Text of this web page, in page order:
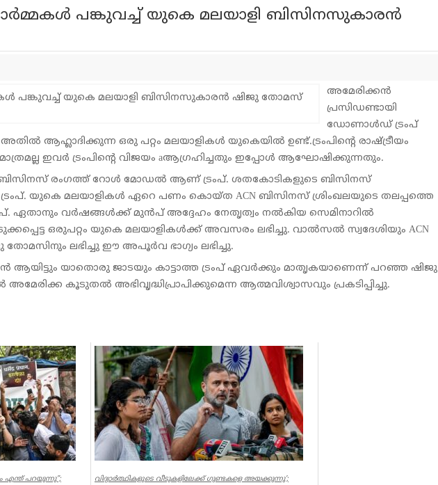
ഓര്‍മ്മകള്‍ പങ്കുവച്ച് യുകെ മലയാളി ബിസിനസുകാരന്‍
അമേരിക്കന്‍
പ്രസിഡണ്ടായി
ഡോണാള്‍ഡ് ട്രംപ്
ആഹ്ലാദിക്കുന്ന ഒരു പറ്റം മലയാളികള്‍ യുകെയില്‍ ഉണ്ട്.ട്രംപിന്റെ രാഷ്ട്രീയം
ഇവര്‍ ട്രംപിന്റെ വിജയം aആഗ്രഹിച്ചതും ഇപ്പോള്‍ ആഘോഷിക്കുന്നതും.
രംഗത്ത് റോള്‍ മോഡല്‍ ആണ് ട്രംപ്. ശതകോടികളുടെ ബിസിനസ്
ട്രംപ്. യുകെ മലയാളികള്‍ ഏറെ പണം കൊയ്ത ACN ബിസിനസ് ശ്രിംഖലയുടെ തലപ്പത്തെ
ഏതാനും വര്‍ഷങ്ങള്‍ക്ക് മുന്‍പ് അദ്ദേഹം നേതൃത്വം നല്‍കിയ സെമിനാറില്‍
ഒരുപറ്റം യുകെ മലയാളികള്‍ക്ക് അവസരം ലഭിച്ചു. വാല്‍സല്‍ സ്വദേശിയും ACN
ലഭിച്ചു ഈ അപൂര്‍വ ഭാഗ്യം ലഭിച്ചു.
ആയിട്ടും യാതൊരു ജാടയും കാട്ടാത്ത ട്രംപ് ഏവര്‍ക്കും മാതൃകയാണെന്ന് പറഞ്ഞ ഷിജു
അമേരിക്ക കൂടുതല്‍ അഭിവൃദ്ധിപ്രാപിക്കുമെന്ന ആത്മവിശ്വാസവും പ്രകടിപ്പിച്ചു.
എന്ത് പറയുന്നു”;
വിദ്യാര്‍ത്ഥികളുടെ വീടുകളിലേക്ക് ഗുണ്ടകളെ അയക്കുന്നു’;